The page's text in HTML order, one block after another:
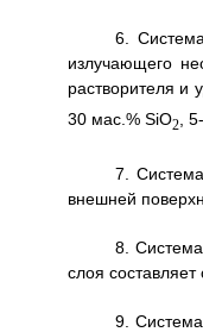
6.
излучающего
растворителя и
30 мас.% SiO2,
7.
внешней
8.
слоя
9.